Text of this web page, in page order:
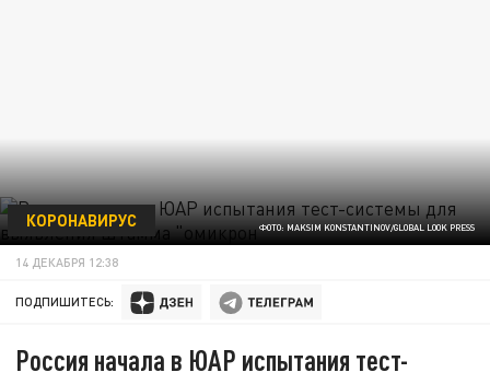
ФОТО: MAKSIM KONSTANTINOV/GLOBAL LOOK PRESS
КОРОНАВИРУС
14 ДЕКАБРЯ 12:38
ПОДПИШИТЕСЬ:
Россия начала в ЮАР испытания тест-